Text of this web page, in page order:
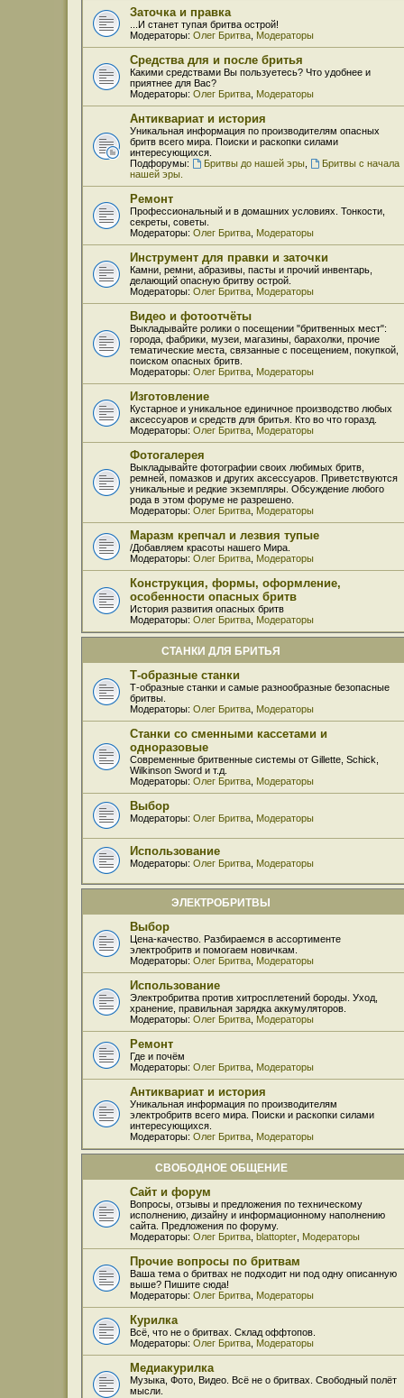
Заточка и правка
...И станет тупая бритва острой!
Модераторы: Олег Бритва Модераторы
Средства для и после бритья
Какими средствами Вы пользуетесь? Что удобнее и
приятнее для Вас?
Модераторы: Олег Бритва Модераторы
Антиквариат и история
Уникальная информация по производителям опасных
бритв всего мира. Поиски и раскопки силами
интересующихся.
Подфорумы:
Бритвы до нашей эры,
Бритвы с начала
нашей эры.
Ремонт
Профессиональный и в домашних условиях. Тонкости,
секреты, советы.
Модераторы: Олег Бритва Модераторы
Инструмент для правки и заточки
Камни, ремни, абразивы, пасты и прочий инвентарь,
делающий опасную бритву острой.
Модераторы: Олег Бритва Модераторы
Видео и фотоотчёты
Выкладывайте ролики о посещении "бритвенных мест":
города, фабрики, музеи, магазины, барахолки, прочие
тематические места, связанные с посещением, покупкой,
поиском опасных бритв.
Модераторы: Олег Бритва Модераторы
Изготовление
Кустарное и уникальное единичное производство любых
аксессуаров и средств для бритья. Кто во что горазд.
Модераторы: Олег Бритва Модераторы
Фотогалерея
Выкладывайте фотографии своих любимых бритв,
ремней, помазков и других аксессуаров. Приветствуются
уникальные и редкие экземпляры. Обсуждение любого
рода в этом форуме не разрешено.
Модераторы: Олег Бритва Модераторы
Маразм крепчал и лезвия тупые
/Добавляем красоты нашего Мира.
Модераторы: Олег Бритва Модераторы
Конструкция, формы, оформление,
особенности опасных бритв
История развития опасных бритв
Модераторы: Олег Бритва Модераторы
СТАНКИ ДЛЯ БРИТЬЯ
Т-образные станки
Т-образные станки и самые разнообразные безопасные
бритвы.
Модераторы: Олег Бритва Модераторы
Станки со сменными кассетами и
одноразовые
Современные бритвенные системы от Gillette, Schick,
Wilkinson Sword и т.д.
Модераторы: Олег Бритва Модераторы
Выбор
Модераторы: Олег Бритва Модераторы
Использование
Модераторы: Олег Бритва Модераторы
ЭЛЕКТРОБРИТВЫ
Выбор
Цена-качество. Разбираемся в ассортименте
электробритв и помогаем новичкам.
Модераторы: Олег Бритва Модераторы
Использование
Электробритва против хитросплетений бороды. Уход,
хранение, правильная зарядка аккумуляторов.
Модераторы: Олег Бритва Модераторы
Ремонт
Где и почём
Модераторы: Олег Бритва Модераторы
Антиквариат и история
Уникальная информация по производителям
электробритв всего мира. Поиски и раскопки силами
интересующихся.
Модераторы: Олег Бритва Модераторы
СВОБОДНОЕ ОБЩЕНИЕ
Сайт и форум
Вопросы, отзывы и предложения по техническому
исполнению, дизайну и информационному наполнению
сайта. Предложения по форуму.
Модераторы: Олег Бритва blattopter Модераторы
Прочие вопросы по бритвам
Ваша тема о бритвах не подходит ни под одну описанную
выше? Пишите сюда!
Модераторы: Олег Бритва Модераторы
Курилка
Всё, что не о бритвах. Склад оффтопов.
Модераторы: Олег Бритва Модераторы
Медиакурилка
Музыка, Фото, Видео. Всё не о бритвах. Свободный полёт
мысли.